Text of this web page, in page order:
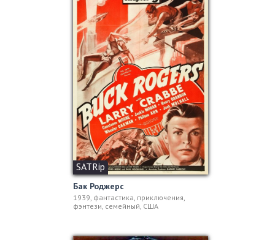
SATRip
Бак Роджерс
1939, фантастика, приключения,
фэнтези, семейный, США